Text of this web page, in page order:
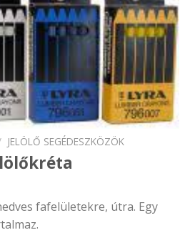
JELÖLŐ SEGÉDESZKÖZÖK
fafelületekre, útra. Egy